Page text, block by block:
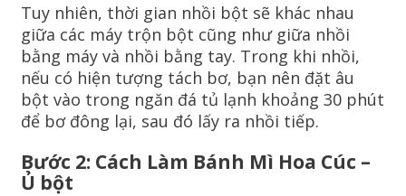
Tuy nhiên, thời gian nhồi bột sẽ khác nhau
giữa các máy trộn bột cũng như giữa nhồi
bằng máy và nhồi bằng tay. Trong khi nhồi,
nếu có hiện tượng tách bơ, bạn nên đặt âu
bột vào trong ngăn đá tủ lạnh khoảng 30 phút
để bơ đông lại, sau đó lấy ra nhồi tiếp.
Bước 2: Cách Làm Bánh Mì Hoa Cúc –
Ủ bột